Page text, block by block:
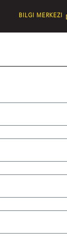
BILGI MERKEZI